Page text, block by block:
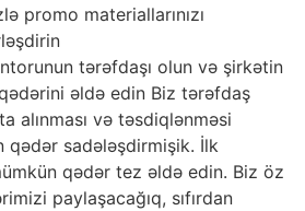
promo materiallarınızı
tərəfdaşı olun və şirkətin
əldə edin Biz tərəfdaş
alınması və təsdiqlənməsi
qədər sadələşdirmişik. İlk
qədər tez əldə edin. Biz öz
paylaşacağıq, sıfırdan